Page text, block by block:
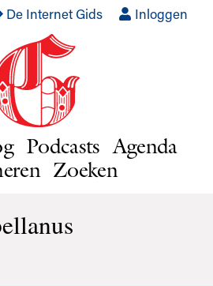
De Internet Gids Inloggen
Podcasts Agenda
Zoeken